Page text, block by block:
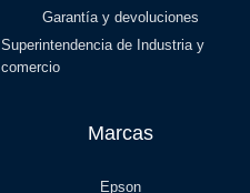
Garantía y devoluciones
Superintendencia de Industria y
comercio
Marcas
Epson